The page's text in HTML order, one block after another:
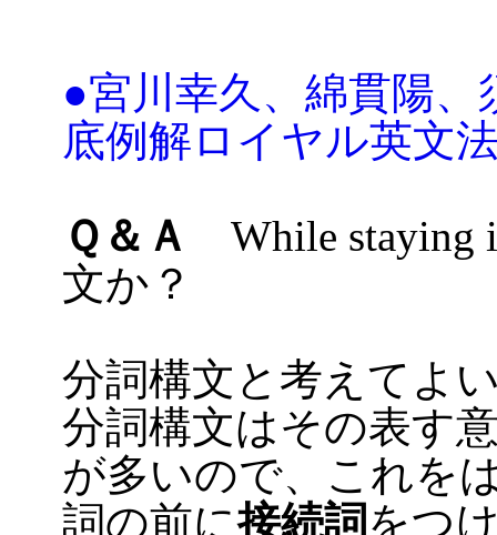
●宮川幸久、綿貫陽
底例解ロイヤル英文
Ｑ＆Ａ
While staying
文か？
分詞構文と考えてよ
分詞構文はその表す
が多いので、これを
詞の前に接続詞 をつ